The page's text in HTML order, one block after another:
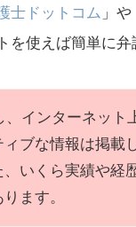
士ドットコム 」や
を使えば簡単に弁
インターネット
ィブな情報は掲載
、いくら実績や経
ます。